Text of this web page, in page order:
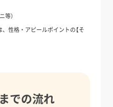
等）
性格・アピールポイントの【そ
での流れ